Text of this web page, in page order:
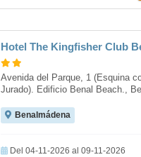
Hotel The Kingfisher Club
Avenida del Parque, 1 (Esquina
Jurado). Edificio Benal Beach.,
Benalmádena
Del 04-11-2026 al 09-11-2026